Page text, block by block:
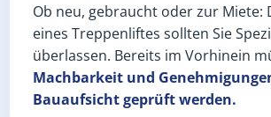
Ob neu, gebraucht oder zur Miete:
eines Treppenliftes sollten Sie
überlassen. Bereits im Vorhinein
Machbarkeit und
Bauaufsicht geprüft werden.